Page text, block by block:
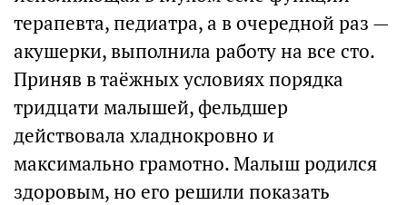
терапевта, педиатра, а в очередной раз —
акушерки, выполнила работу на все сто.
Приняв в таёжных условиях порядка
тридцати малышей, фельдшер
действовала хладнокровно и
максимально грамотно. Малыш родился
здоровым, но его решили показать